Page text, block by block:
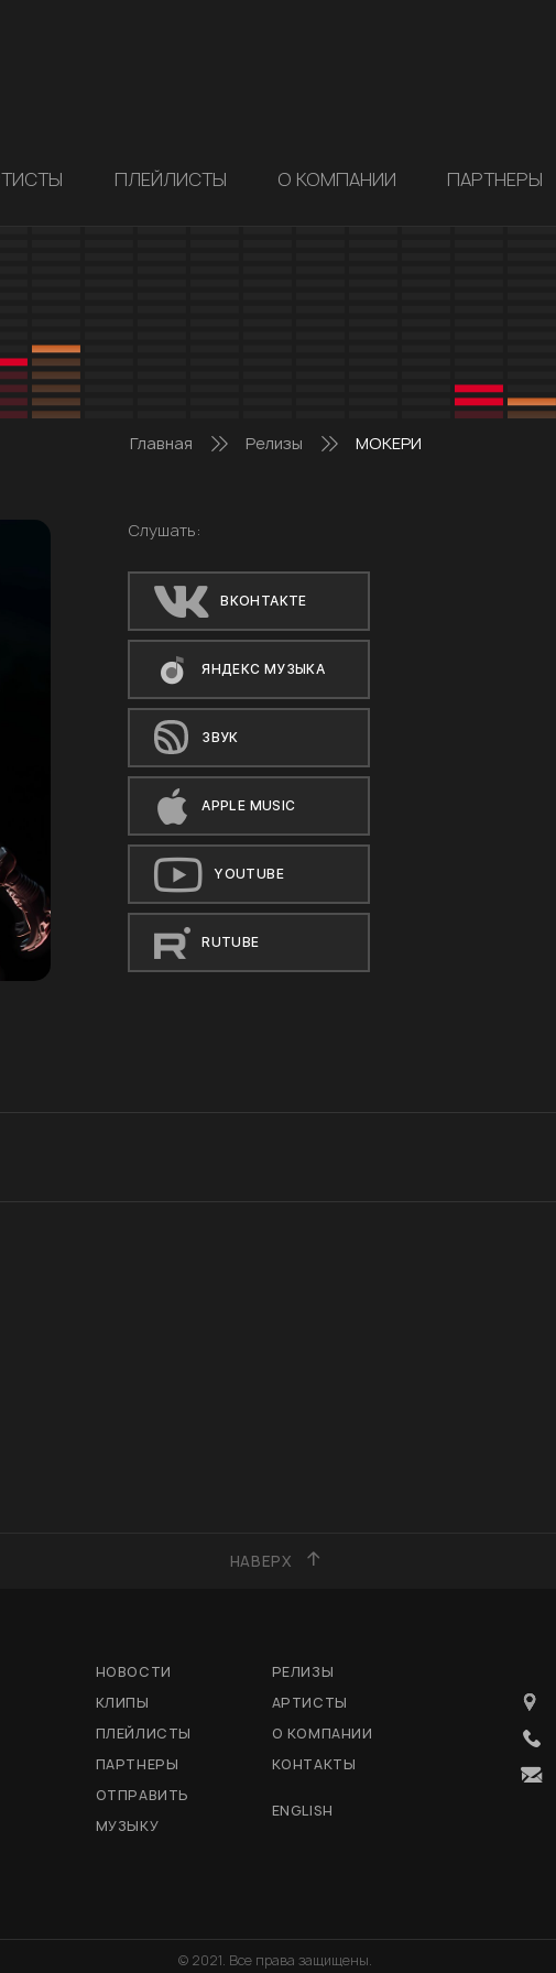
ПЛЕЙЛИСТЫ О КОМПАНИИ ПАРТНЕРЫ
Главная Релизы МОКЕРИ
Слушать:
ВКОНТАКТЕ
ЯНДЕКС МУЗЫКА
ЗВУК
APPLE MUSIC
YOUTUBE
RUTUBE
НАВЕРХ
НОВОСТИ
РЕЛИЗЫ
КЛИПЫ
АРТИСТЫ
ПЛЕЙЛИСТЫ
О КОМПАНИИ
ПАРТНЕРЫ
КОНТАКТЫ
ОТПРАВИТЬ
МУЗЫКУ
ENGLISH
© 2021. Все права защищены.